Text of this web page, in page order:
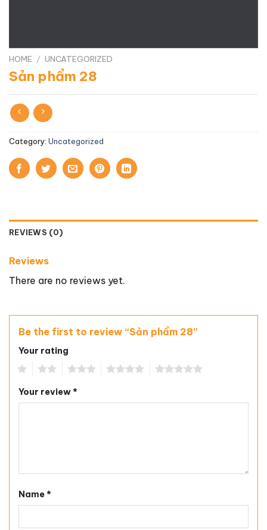
HOME / UNCATEGORIZED
Sản phẩm 28
Category: Uncategorized
REVIEWS (0)
Reviews
There are no reviews yet.
Be the first to review “Sản phẩm 28”
Your rating
Your review*
Name*